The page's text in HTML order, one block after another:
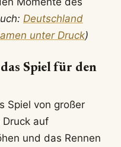
Deutschland
unter Druck)
Spiel für den
Spiel von großer
auf
und das Rennen